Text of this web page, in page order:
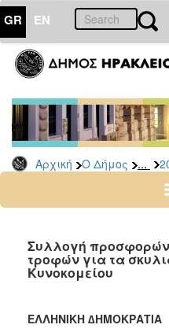
GR EN
Αρχική Ο Δήμος ...
ΔΗΜΟΣ
Διακηρύξεις
-
Δημοπρασίες
Αρχείο
2025
2023
2022
2020
Συλλογή προσφορών
τροφών για τα
Κυνοκομείου
ΕΛΛΗΝΙΚΗ ∆ΗΜΟΚΡΑΤΙΑ